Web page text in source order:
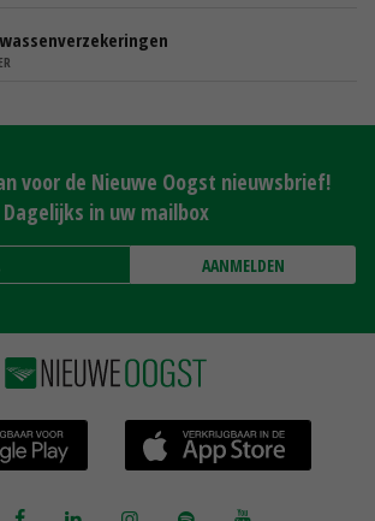
voor de Nieuwe Oogst nieuwsbrief!
Dagelijks in uw mailbox
AANMELDEN